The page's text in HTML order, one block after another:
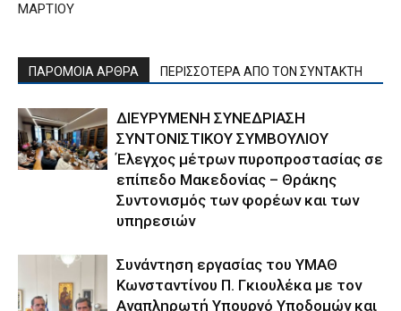
ΜΑΡΤΙΟΥ
ΠΑΡΟΜΟΙΑ ΑΡΘΡΑ ΠΕΡΙΣΣΟΤΕΡΑ ΑΠΟ ΤΟΝ ΣΥΝΤΑΚΤΗ
ΔΙΕΥΡΥΜΕΝΗ ΣΥΝΕΔΡΙΑΣΗ
ΣΥΝΤΟΝΙΣΤΙΚΟΥ ΣΥΜΒΟΥΛΙΟΥ
Έλεγχος μέτρων πυροπροστασίας σε
επίπεδο Μακεδονίας – Θράκης
Συντονισμός των φορέων και των
υπηρεσιών
Συνάντηση εργασίας του ΥΜΑΘ
Κωνσταντίνου Π. Γκιουλέκα με τον
Αναπληρωτή Υπουργό Υποδομών και